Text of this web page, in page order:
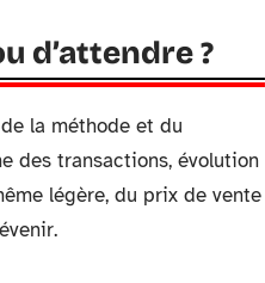
d’attendre ?
la méthode et du
des transactions, évolution
légère, du prix de vente